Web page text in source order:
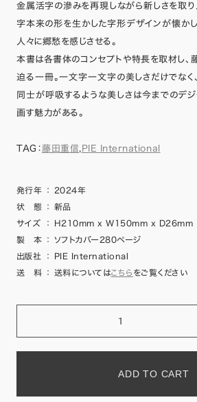
金属活字の滲みを再現しながら新しさを取り
字本来の形を生かした字形デザインが懐かし
人々に郷愁を感じさせる。
本書は各書体のコンセプトや特長を取材し、
迫る一冊。一文字一文字の美しさだけでなく
同士が呼吸するような美しさは今までのデ
画す魅力がある。
TAG：藤田重信, PIE International
発行年 ：
2024年
状 態
：
新品
サイズ
：
H210mm x W150mm x D26mm
製 本
：
ソフトカバー280ページ
出版社
：
PIE International
送 料
： 送料についてはこちら をご覧ください
ADD TO CART